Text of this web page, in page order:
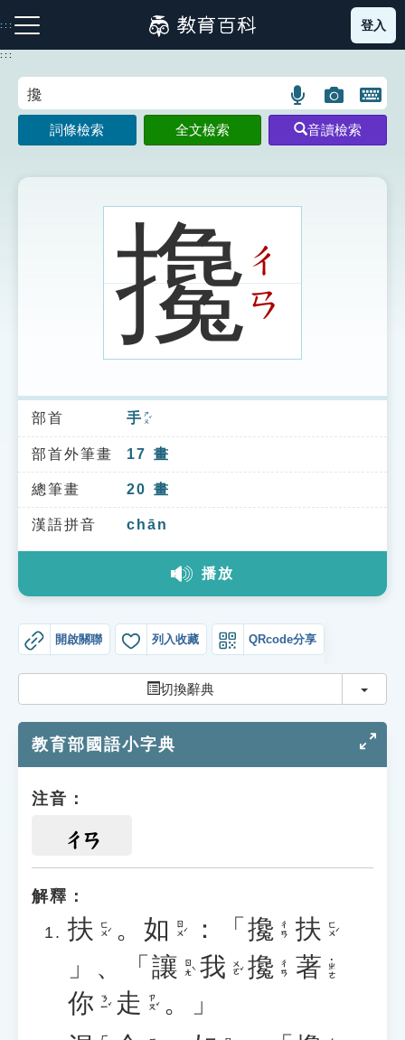
到
主
:::
注音索引圖示 筆畫索引圖示 部首索引表圖示
索引選單
知識索引
單字索引
生命大百科索引
教學應用
貓頭鷹博士
登入
:::
語
言
搜
示
圖
片
搜
開
鍵
圖
詞條檢索 全文檢索 音讀檢索
攙ㄔ
ㄢ
部首 手 ㄕㄡˇ
部首外筆畫 17 畫
總筆畫 20 畫
漢語拼音 chān
播放
開啟關聯 列入收藏 QRcode分享
切換辭典 切換
教育部國語小字典
注音：
ㄔㄢ
解釋：
扶 ㄈㄨˊ 。 如 ㄖㄨˊ ：「 攙 ㄔㄢ 扶 ㄈㄨˊ
」、「 讓 ㄖㄤˋ 我 ㄨㄛˇ 攙 ㄔㄢ 著 ˙ㄓㄜ
你 ㄋㄧˇ 走 ㄗㄡˇ 。」